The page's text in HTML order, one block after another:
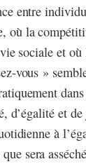
entre
où la
sociale et
vous »
d’égalité et
à
sera